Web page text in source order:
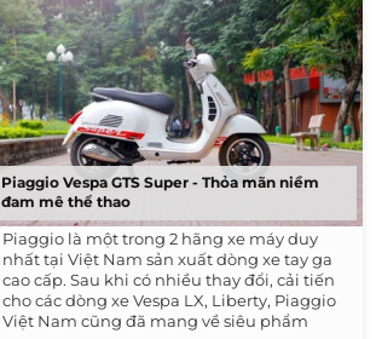
Piaggio Vespa GTS Super - Thỏa mãn niềm
đam mê thể thao
Piaggio là một trong 2 hãng xe máy duy
nhất tại Việt Nam sản xuất dòng xe tay ga
cao cấp. Sau khi có nhiều thay đổi, cải tiến
cho các dòng xe Vespa LX, Liberty, Piaggio
Việt Nam cũng đã mang về siêu phẩm